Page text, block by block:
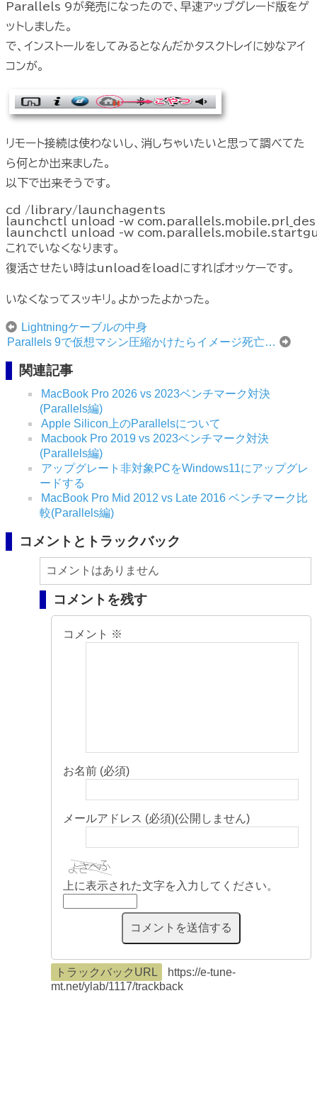
Parallels 9が発売になったので、早速アップグレード版をゲ
ットしました。
で、インストールをしてみるとなんだかタスクトレイに妙なアイ
コンが。
リモート接続は使わないし、消しちゃいたいと思って調べてた
ら何とか出来ました。
以下で出来そうです。
cd /library/launchagents
launchctl unload -w
これでいなくなります。
復活させたい時はunloadをloadにすればオッケーです。
いなくなってスッキリ。よかったよかった。
Lightningケーブルの中身
Parallels 9で仮想マシン圧縮かけたらイメージ死亡…
関連記事
MacBook Pro 2026 vs 2023ベンチマーク対決
(Parallels編)
Apple Silicon上のParallelsについて
Macbook Pro 2019 vs 2023ベンチマーク対決
(Parallels編)
アップグレート非対象PCをWindows11にアップグレ
ードする
MacBook Pro Mid 2012 vs Late 2016 ベンチマーク比
較(Parallels編)
コメントとトラックバック
コメントはありません
コメントを残す
コメント ※
お名前 (必須)
メールアドレス (必須)(公開しません)
上に表示された文字を入力してください。
トラックバックURL
https://e-tune-
mt.net/ylab/1117/trackback